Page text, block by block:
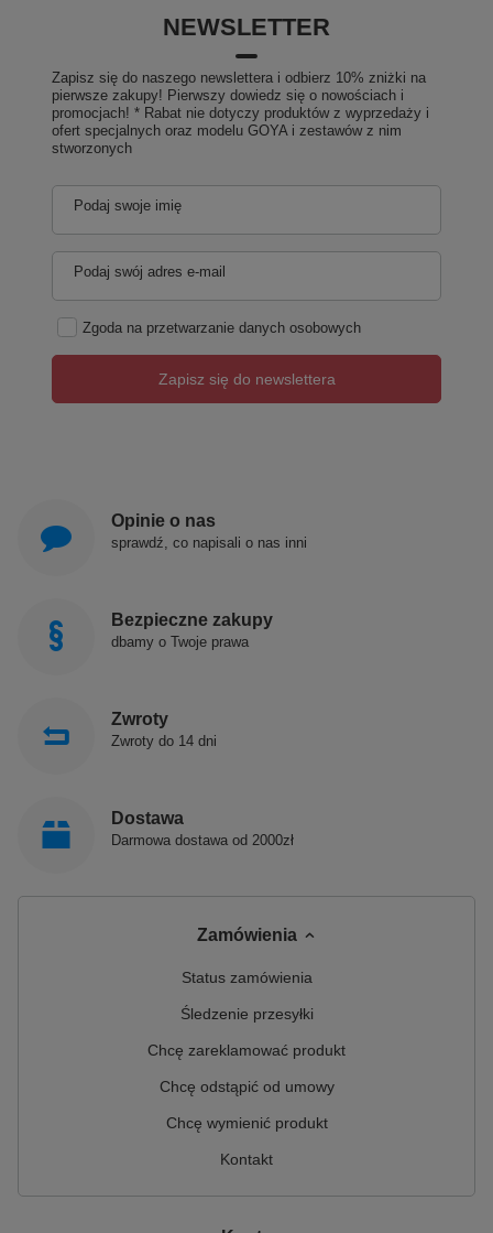
NEWSLETTER
Zapisz się do naszego newslettera i odbierz 10% zniżki na
pierwsze zakupy! Pierwszy dowiedz się o nowościach i
promocjach! * Rabat nie dotyczy produktów z wyprzedaży i
ofert specjalnych oraz modelu GOYA i zestawów z nim
stworzonych
Podaj swoje imię
Podaj swój adres e-mail
Zgoda na przetwarzanie danych osobowych
Zapisz się do newslettera
Opinie o nas
sprawdź, co napisali o nas inni
Bezpieczne zakupy
dbamy o Twoje prawa
Zwroty
Zwroty do 14 dni
Dostawa
Darmowa dostawa od 2000zł
Zamówienia
Status zamówienia
Śledzenie przesyłki
Chcę zareklamować produkt
Chcę odstąpić od umowy
Chcę wymienić produkt
Kontakt